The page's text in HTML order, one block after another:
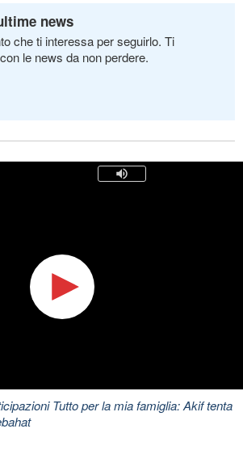
news
che ti interessa per seguirlo. Ti
le news da non perdere.
Tutto per la mia famiglia: Akif tenta